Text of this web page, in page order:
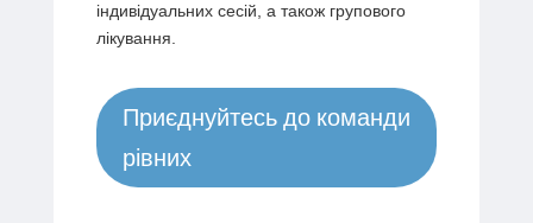
індивідуальних сесій, а також групового
лікування.
Приєднуйтесь до команди
рівних